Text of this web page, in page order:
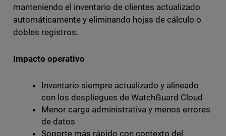
manteniendo el inventario de clientes actualizado
automáticamente y eliminando hojas de cálculo o
dobles registros.
Impacto operativo
Inventario siempre actualizado y alineado
con los despliegues de WatchGuard Cloud
Menor carga administrativa y menos errores
de datos
Soporte más rápido con contexto del